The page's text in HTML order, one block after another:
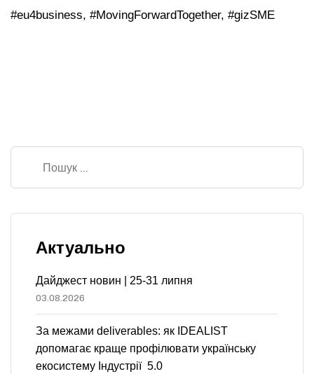
#eu4business, #MovingForwardTogether, #gizSME
Актуально
Дайджест новин | 25-31 липня
03.08.2026
За межами deliverables: як IDEALIST
допомагає краще профілювати українську
екосистему Індустрії 5.0